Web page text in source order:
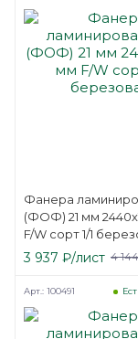
Фанера
(ФОФ) 21 мм
F/W сорт 1/1
3 937 ₽/лист 4 144
Арт.: 100491